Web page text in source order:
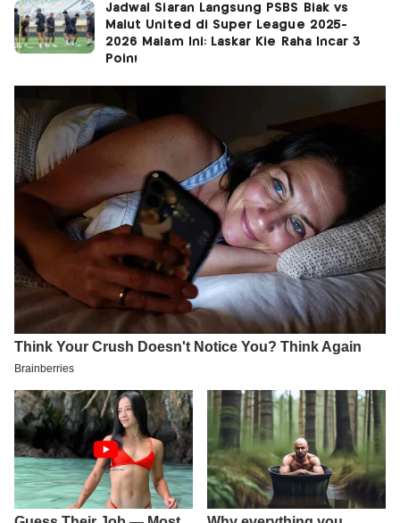
Jadwal Siaran Langsung PSBS Biak vs
Malut United di Super League 2025-
2026 Malam Ini: Laskar Kie Raha Incar 3
Poin!